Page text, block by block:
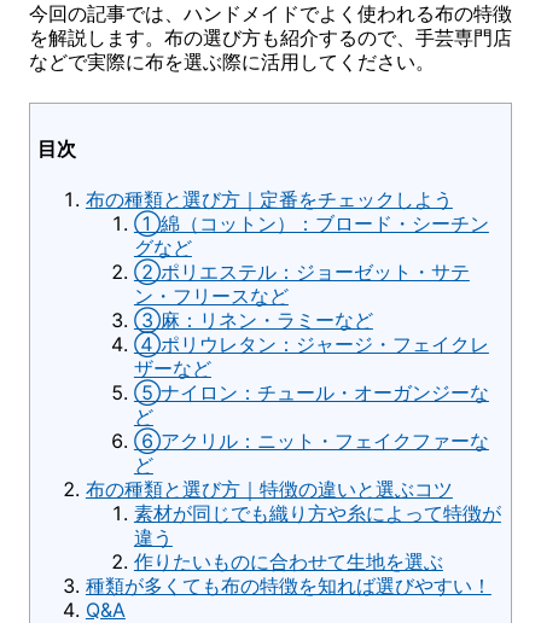
今回の記事では、ハンドメイドでよく使われる布の特徴
を解説します。布の選び方も紹介するので、手芸専門店
などで実際に布を選ぶ際に活用してください。
目次
布の種類と選び方｜定番をチェックしよう
①綿（コットン）：ブロード・シーチン
グなど
②ポリエステル：ジョーゼット・サテ
ン・フリースなど
③麻：リネン・ラミーなど
④ポリウレタン：ジャージ・フェイクレ
ザーなど
⑤ナイロン：チュール・オーガンジーな
ど
⑥アクリル：ニット・フェイクファーな
ど
布の種類と選び方｜特徴の違いと選ぶコツ
素材が同じでも織り方や糸によって特徴が
違う
作りたいものに合わせて生地を選ぶ
種類が多くても布の特徴を知れば選びやすい！
Q&A